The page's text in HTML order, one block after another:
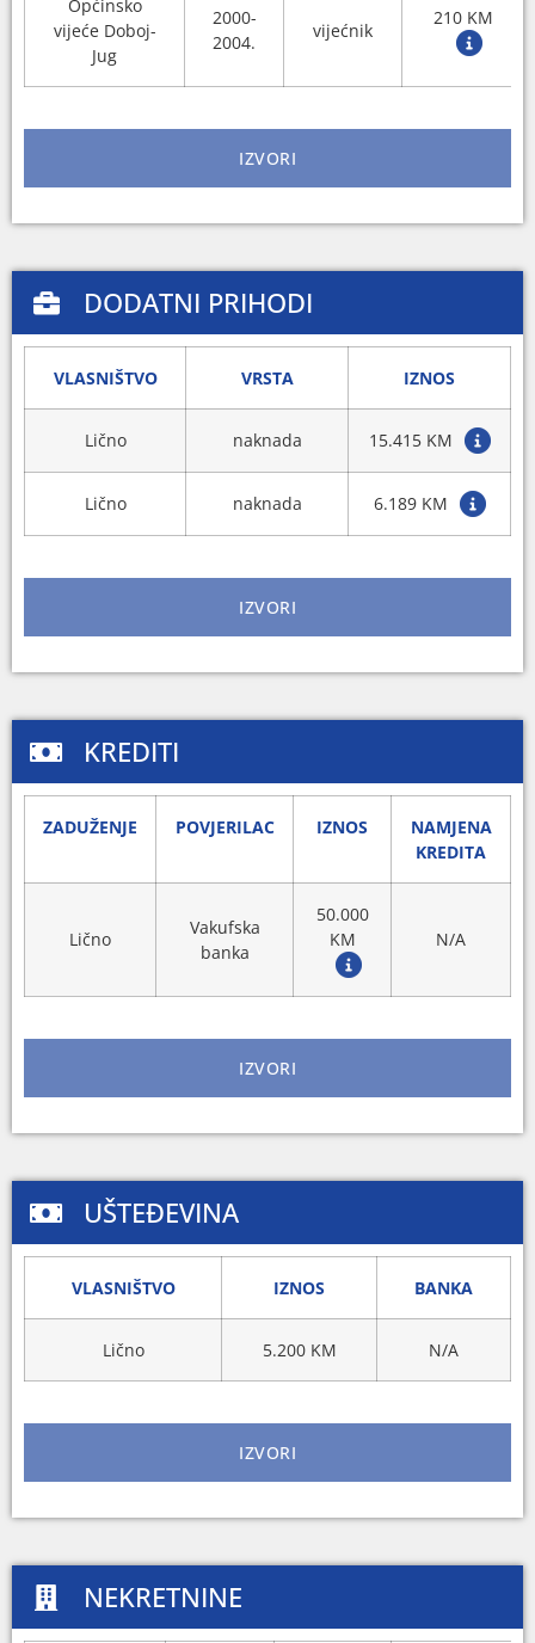
Općinsko
vijeće Doboj-
Jug
2000-
2004.
vijećnik
210 KM
IZVORI
DODATNI PRIHODI
VLASNIŠTVO VRSTA IZNOS
Lično naknada 15.415 KM
Lično naknada 6.189 KM
IZVORI
KREDITI
ZADUŽENJE POVJERILAC IZNOS
NAMJENA
KREDITA
Lično
Vakufska
banka
50.000
KM
N/A
IZVORI
UŠTEĐEVINA
VLASNIŠTVO IZNOS BANKA
Lično 5.200 KM N/A
IZVORI
NEKRETNINE